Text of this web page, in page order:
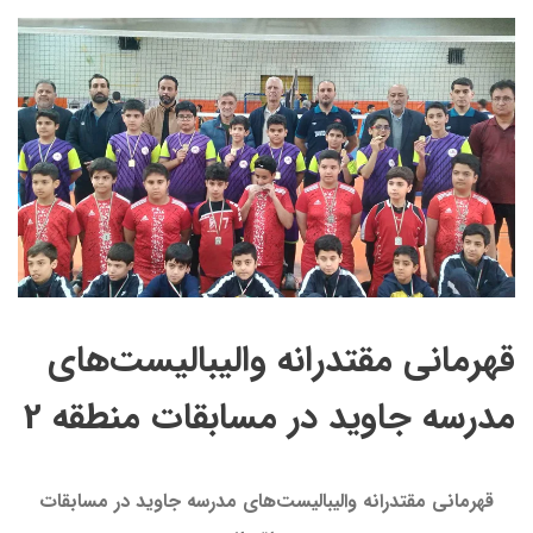
قهرمانی مقتدرانه والیبالیست‌های
مدرسه جاوید در مسابقات منطقه 2
قهرمانی مقتدرانه والیبالیست‌های مدرسه جاوید در مسابقات